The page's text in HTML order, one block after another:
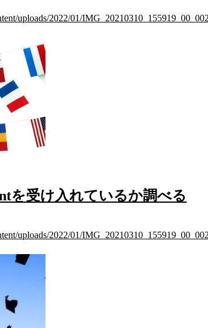
uploads/2022/01/
を受け入れているか調べる
uploads/2022/01/